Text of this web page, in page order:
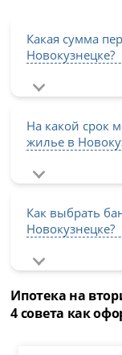
Какая сумма
Новокузнецке?
На какой срок
жилье в
Как выбрать
Новокузнецке?
Ипотека на
4 совета как